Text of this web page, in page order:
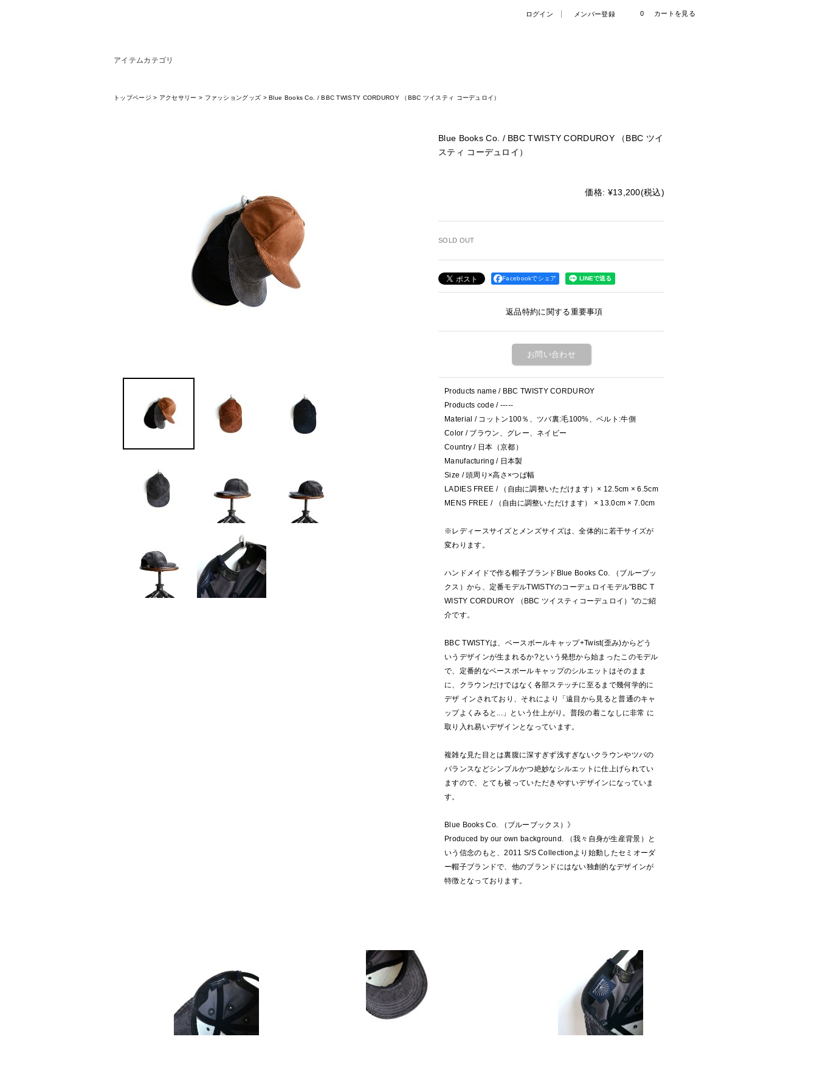
0 カートを見る
ログイン メンバー登録
アイテムカテゴリ
トップページ > アクセサリー > ファッショングッズ > Blue Books Co. / BBC TWISTY CORDUROY （BBC ツイスティ コーデュロイ）
Blue Books Co. / BBC TWISTY CORDUROY （BBC ツイ
スティ コーデュロイ）
価格: ¥13,200(税込)
SOLD OUT
Facebookでシェア
返品特約に関する重要事項
お問い合わせ
Products name / BBC TWISTY CORDUROY
Products code / -----
Material / コットン100％、ツバ裏:毛100%、ベルト:牛側
Color / ブラウン、グレー、ネイビー
Country / 日本（京都）
Manufacturing / 日本製
Size / 頭周り×高さ×つば幅
LADIES FREE / （自由に調整いただけます）× 12.5cm × 6.5cm
MENS FREE / （自由に調整いただけます） × 13.0cm × 7.0cm
※レディースサイズとメンズサイズは、全体的に若干サイズが
変わります。
ハンドメイドで作る帽子ブランドBlue Books Co. （ブルーブッ
クス）から、定番モデルTWISTYのコーデュロイモデル"BBC T
WISTY CORDUROY （BBC ツイスティコーデュロイ）"のご紹
介です。
BBC TWISTYは、ベースボールキャップ+Twist(歪み)からどう
いうデザインが生まれるか?という発想から始まったこのモデル
で、定番的なベースボールキャップのシルエットはそのまま
に、クラウンだけではなく各部ステッチに至るまで幾何学的に
デザ インされており、それにより「遠目から見ると普通のキャ
ップよくみると...」という仕上がり。普段の着こなしに非常 に
取り入れ易いデザインとなっています。
複雑な見た目とは裏腹に深すぎず浅すぎないクラウンやツバの
バランスなどシンプルかつ絶妙なシルエットに仕上げられてい
ますので、とても被っていただきやすいデザインになっていま
す。
Blue Books Co. （ブルーブックス）》
Produced by our own background. （我々自身が生産背景）と
いう信念のもと、2011 S/S Collectionより始動したセミオーダ
ー帽子ブランドで、他のブランドにはない独創的なデザインが
特徴となっております。